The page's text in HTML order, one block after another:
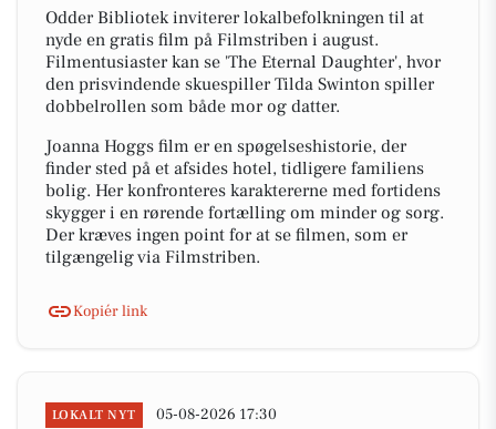
Odder Bibliotek inviterer lokalbefolkningen til at
nyde en gratis film på Filmstriben i august.
Filmentusiaster kan se 'The Eternal Daughter', hvor
den prisvindende skuespiller Tilda Swinton spiller
dobbelrollen som både mor og datter.
Joanna Hoggs film er en spøgelseshistorie, der
finder sted på et afsides hotel, tidligere familiens
bolig. Her konfronteres karaktererne med fortidens
skygger i en rørende fortælling om minder og sorg.
Der kræves ingen point for at se filmen, som er
tilgængelig via Filmstriben.
Kopiér link
LOKALT NYT 05-08-2026 17:30